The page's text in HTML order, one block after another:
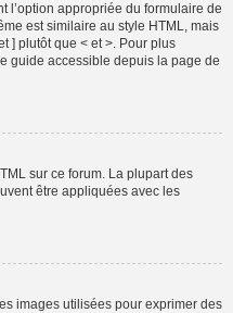
l’option appropriée du formulaire de
est similaire au style HTML, mais
] plutôt que < et >. Pour plus
guide accessible depuis la page de
sur ce forum. La plupart des
être appliquées avec les
images utilisées pour exprimer des